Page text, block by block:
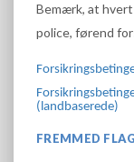
Bemærk, at hvert
police, førend
(landbaserede)
FREMMED FLAG